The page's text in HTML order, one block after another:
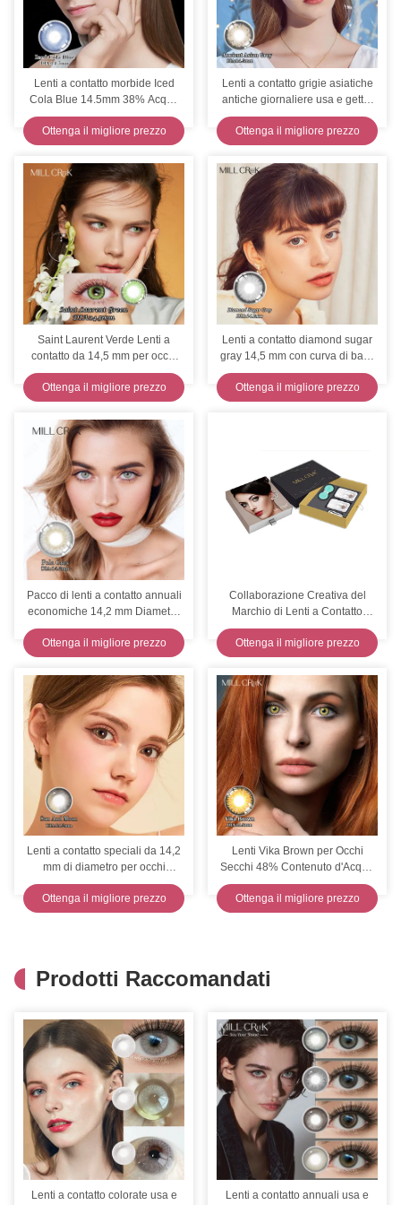
Lenti a contatto morbide Iced
Cola Blue 14.5mm 38% Acqua
Millcreek Lenses
Ottenga il migliore prezzo
Lenti a contatto grigie asiatiche
antiche giornaliere usa e getta,
diametro 14,5 mm
Ottenga il migliore prezzo
Saint Laurent Verde Lenti a
contatto da 14,5 mm per occhi
secchi 38% Acqua
Ottenga il migliore prezzo
Lenti a contatto diamond sugar
gray 14,5 mm con curva di base
8,6 mm
Ottenga il migliore prezzo
Pacco di lenti a contatto annuali
economiche 14,2 mm Diametro
8,5 mm Curva di base 3/5/6/10
Ottenga il migliore prezzo
Collaborazione Creativa del
Marchio di Lenti a Contatto
Personalizzate con Produzione
Standard a Marchio Privato
Ottenga il migliore prezzo
Lenti a contatto speciali da 14,2
mm di diametro per occhi
secchi, 46% contenuto d'acqua,
protezione UV, CE
Ottenga il migliore prezzo
Lenti Vika Brown per Occhi
Secchi 48% Contenuto d'Acqua
Professionali Confortevoli
Ottenga il migliore prezzo
Prodotti Raccomandati
Lenti a contatto colorate usa e
Lenti a contatto annuali usa e